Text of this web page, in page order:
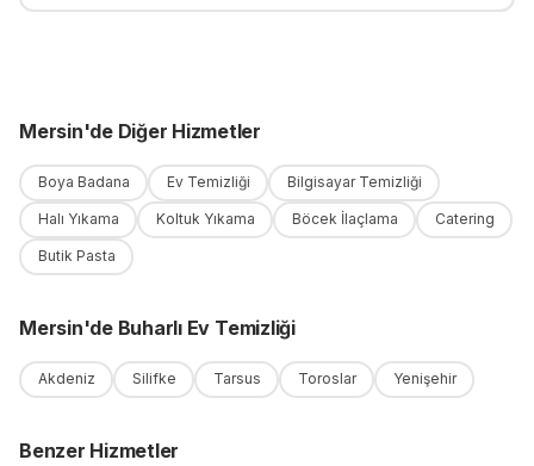
Mersin'deDiğer Hizmetler
Boya Badana Ev Temizliği Bilgisayar Temizliği
Halı Yıkama Koltuk Yıkama Böcek İlaçlama Catering
Butik Pasta
Mersin'de Buharlı Ev Temizliği
Akdeniz Silifke Tarsus Toroslar Yenişehir
Benzer Hizmetler